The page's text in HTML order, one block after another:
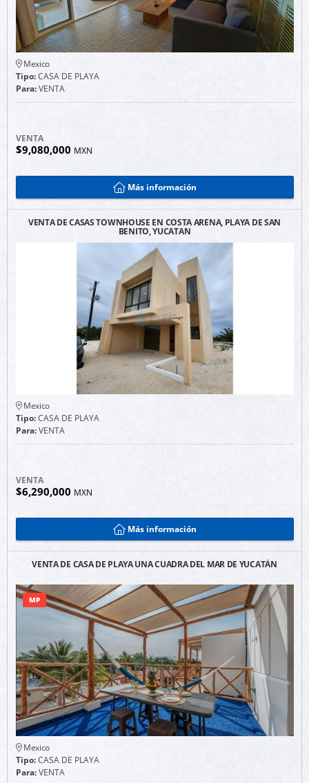
Mexico
Tipo:CASA DE PLAYA
Para:VENTA
VENTA
$9,080,000MXN
Más información
VENTA DE CASAS TOWNHOUSE EN COSTA ARENA, PLAYA DE SAN
BENITO, YUCATAN
Mexico
Tipo:CASA DE PLAYA
Para:VENTA
VENTA
$6,290,000MXN
Más información
VENTA DE CASA DE PLAYA UNA CUADRA DEL MAR DE YUCATÁN
MP
Mexico
Tipo:CASA DE PLAYA
Para:VENTA